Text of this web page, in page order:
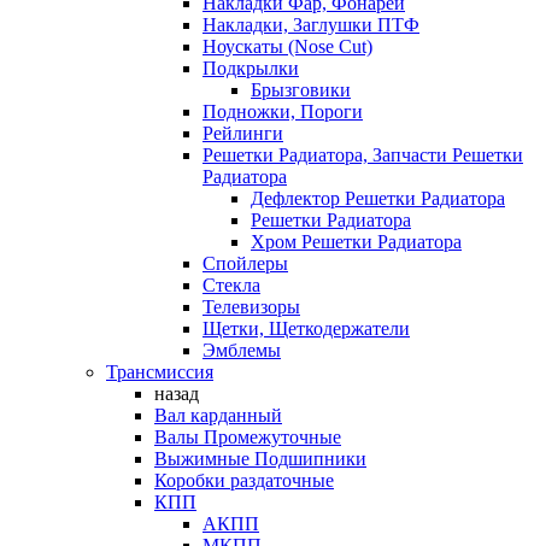
Накладки, Заглушки ПТФ
Ноускаты (Nose Cut)
Подкрылки
Брызговики
Подножки, Пороги
Рейлинги
Решетки Радиатора, Запчасти Решетки
Радиатора
Дефлектор Решетки Радиатора
Решетки Радиатора
Хром Решетки Радиатора
Спойлеры
Стекла
Телевизоры
Щетки, Щеткодержатели
Эмблемы
Трансмиссия
назад
Вал карданный
Валы Промежуточные
Выжимные Подшипники
Коробки раздаточные
КПП
АКПП